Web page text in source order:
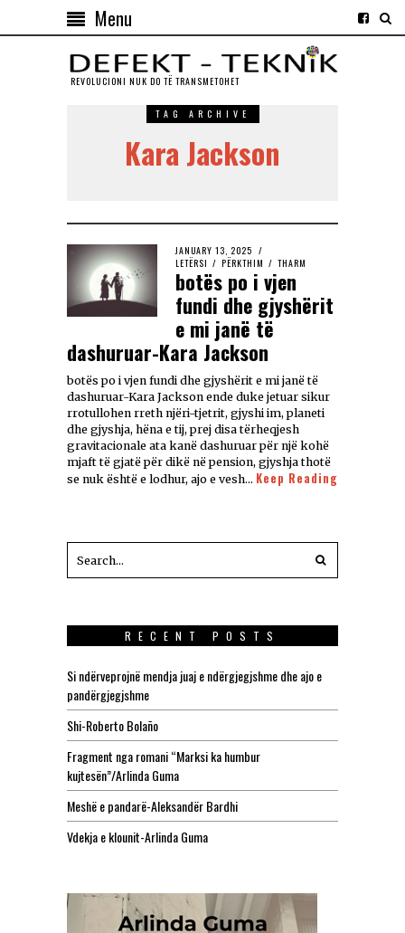
Menu
REVOLUCIONI NUK DO TЁ TRANSMETOHET
TAG ARCHIVE
Kara Jackson
JANUARY 13, 2025
LETËRSI / PËRKTHIM / THARM
botës po i vjen
fundi dhe gjyshërit
e mi janë të
dashuruar-Kara Jackson
botës po i vjen fundi dhe gjyshërit e mi janë të
dashuruar-Kara Jackson ende duke jetuar sikur
rrotullohen rreth njëri-tjetrit, gjyshi im, planeti
dhe gjyshja, hëna e tij, prej disa tërheqjesh
gravitacionale ata kanë dashuruar për një kohë
mjaft të gjatë për dikë në pension, gjyshja thotë
se nuk është e lodhur, ajo e vesh… Keep Reading
RECENT POSTS
Si ndërveprojnë mendja juaj e ndërgjegjshme dhe ajo e
pandërgjegjshme
Shi-Roberto Bolaño
Fragment nga romani “Marksi ka humbur
kujtesën”/Arlinda Guma
Meshë e pandarë-Aleksandër Bardhi
Vdekja e klounit-Arlinda Guma